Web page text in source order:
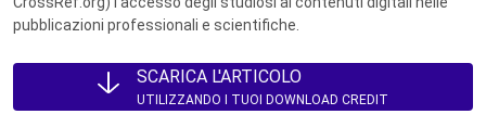
pubblicazioni professionali e scientifiche.
SCARICA L'ARTICOLO
UTILIZZANDO I TUOI DOWNLOAD CREDIT